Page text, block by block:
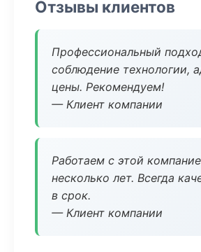
Отзывы клиентов
Профессиональный
соблюдение технологии,
цены. Рекомендуем!
— Клиент компании
Работаем с этой
несколько лет. Всегда
в срок.
— Клиент компании